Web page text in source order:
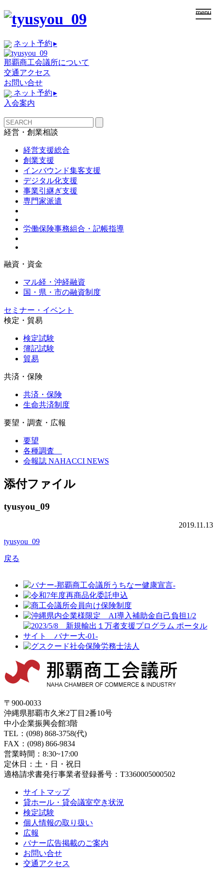
menu
ネット予約▸
那覇商工会議所について
交通アクセス
お問い合せ
ネット予約▸
入会案内
経営・創業相談
経営支援総合
創業支援
インバウンド集客支援
デジタル化支援
事業引継ぎ支援
専門家派遣
労働保険事務組合・記帳指導
融資・資金
マル経・沖経融資
国・県・市の融資制度
セミナー・イベント
検定・貿易
検定試験
簿記試験
貿易
共済・保険
共済・保険
生命共済制度
要望・調査・広報
要望
各種調査
会報誌 NAHACCI NEWS
添付ファイル
tyusyou_09
2019.11.13
tyusyou_09
戻る
〒900-0033
沖縄県那覇市久米2丁目2番10号
中小企業振興会館3階
TEL：(098) 868-3758(代)
FAX：(098) 866-9834
営業時間：8:30~17:00
定休日：土・日・祝日
適格請求書発行事業者登録番号：T3360005000502
サイトマップ
貸ホール・貸会議室空き状況
検定試験
個人情報の取り扱い
広報
バナー広告掲載のご案内
お問い合せ
交通アクセス